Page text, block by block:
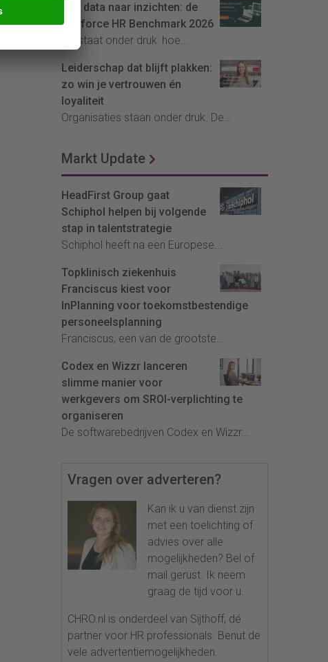
Van data naar inzichten: de
Youforce HR Benchmark 2026
HR staat onder druk: hoe...
Leiderschap dat blijft plakken:
zo win je vertrouwen én
loyaliteit
Organisaties staan onder druk. De...
Markt Update
HeadFirst Group gaat
Schiphol helpen bij volgende
stap in talentstrategie
Schiphol heeft na een Europese...
Topklinisch ziekenhuis
Franciscus kiest voor
InPlanning voor toekomstbestendige
personeelsplanning
Franciscus, een van de grootste...
Codex en Wizzr lanceren
slimme manier voor
werkgevers om SROI-verplichting te
organiseren
De softwarebedrijven Codex en Wizzr...
Vragen over adverteren?
Kan ik u van dienst zijn
met een toelichting of
advies over alle
mogelijkheden? Bel of
mail gerust. Ik neem
graag de tijd voor u.
CHRO.nl is onderdeel van Sijthoff, dé
partner voor HR professionals. Benut de
vele advertentiemogelijkheden.